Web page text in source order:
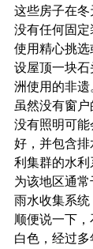
这些房子在
没有任何固
使用精心挑
设屋顶一块
洲使用的非遗
虽然没有窗户
没有照明可
好，并包含
利集群的水
为该地区通
雨水收集系统
顺便说一下
白色，经过